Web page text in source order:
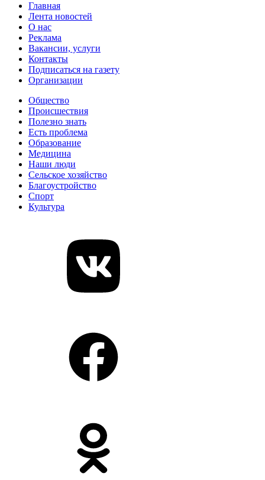
Главная
Лента новостей
О нас
Реклама
Вакансии, услуги
Контакты
Подписаться на газету
Организации
Общество
Происшествия
Полезно знать
Есть проблема
Образование
Медицина
Наши люди
Сельское хозяйство
Благоустройство
Спорт
Культура